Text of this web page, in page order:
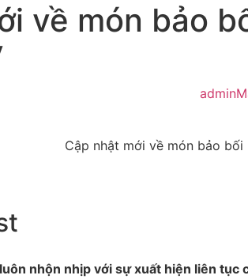
về món bảo
admin
nhộn nhịp với sự xuất hiện liên tục